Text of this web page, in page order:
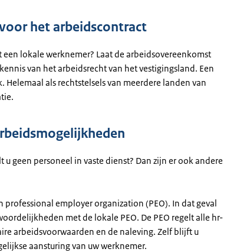
het arbeidscontract
lokale werknemer? Laat de arbeidsovereenkomst
van het arbeidsrecht van het vestigingsland. Een
als rechtstelsels van meerdere landen van
geen personeel in vaste dienst? Dan zijn er ook andere
professional employer organization (PEO). In dat geval
met de lokale PEO. De PEO regelt alle hr-
arbeidsvoorwaarden en de naleving. Zelf blijft u
aansturing van uw werknemer.